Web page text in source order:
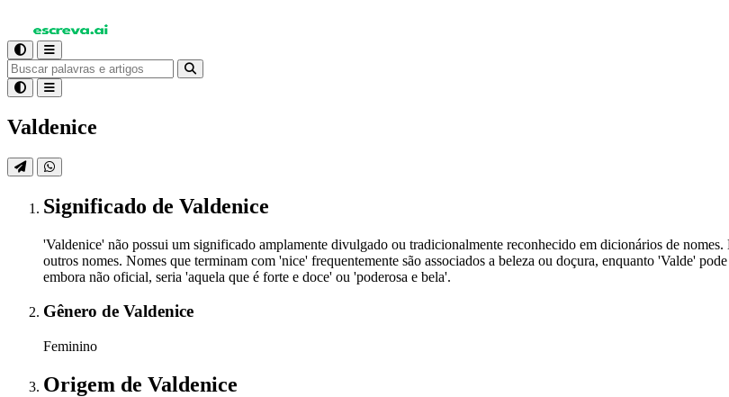
Valdenice
Significado de Valdenice
'Valdenice' não possui um significado amplamente divulgado ou tradicionalmente reconhecido em dicionários de
outros nomes. Nomes que terminam com 'nice' frequentemente são associados a beleza ou doçura, enquanto 'Valde'
embora não oficial, seria 'aquela que é forte e doce' ou 'poderosa e bela'.
Gênero de Valdenice
Feminino
Origem de Valdenice